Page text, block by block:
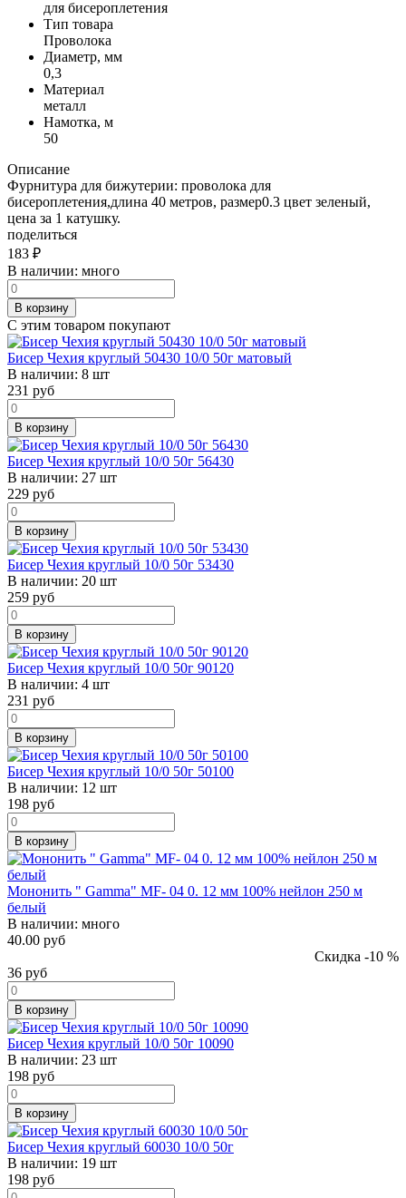
для бисероплетения
Тип товара
Проволока
Диаметр, мм
0,3
Материал
металл
Намотка, м
50
Описание
Фурнитура для бижутерии: проволока для
бисероплетения,длина 40 метров, размер0.3 цвет зеленый,
цена за 1 катушку.
поделиться
183 ₽
В наличии: много
В корзину
С этим товаром покупают
Бисер Чехия круглый 50430 10/0 50г матовый
В наличии: 8 шт
231 руб
В корзину
Бисер Чехия круглый 10/0 50г 56430
В наличии: 27 шт
229 руб
В корзину
Бисер Чехия круглый 10/0 50г 53430
В наличии: 20 шт
259 руб
В корзину
Бисер Чехия круглый 10/0 50г 90120
В наличии: 4 шт
231 руб
В корзину
Бисер Чехия круглый 10/0 50г 50100
В наличии: 12 шт
198 руб
В корзину
Мононить " Gamma" MF- 04 0. 12 мм 100% нейлон 250 м
белый
В наличии: много
40.00 руб
Скидка -10 %
36 руб
В корзину
Бисер Чехия круглый 10/0 50г 10090
В наличии: 23 шт
198 руб
В корзину
Бисер Чехия круглый 60030 10/0 50г
В наличии: 19 шт
198 руб